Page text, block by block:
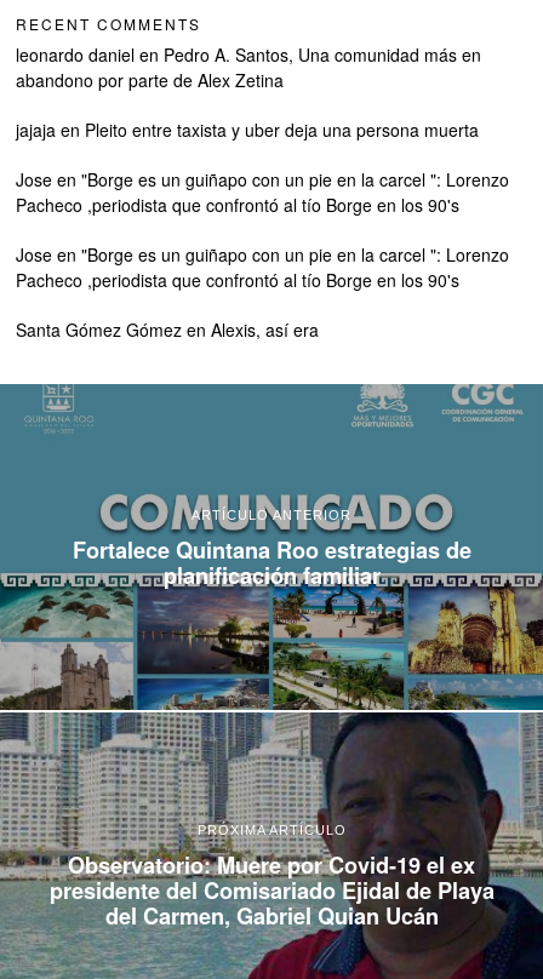
RECENT COMMENTS
leonardo daniel en Pedro A. Santos, Una comunidad más en
abandono por parte de Alex Zetina
jajaja en Pleito entre taxista y uber deja una persona muerta
Jose en"Borge es un guiñapo con un pie en la carcel ": Lorenzo
Pacheco ,periodista que confrontó al tío Borge en los 90's
Jose en"Borge es un guiñapo con un pie en la carcel ": Lorenzo
Pacheco ,periodista que confrontó al tío Borge en los 90's
Santa Gómez Gómez enAlexis, así era
ARTÍCULO ANTERIOR
Fortalece Quintana Roo estrategias de
planificación familiar
PRÓXIMA ARTÍCULO
Observatorio: Muere por Covid-19 el ex
presidente del Comisariado Ejidal de Playa
del Carmen, Gabriel Quian Ucán